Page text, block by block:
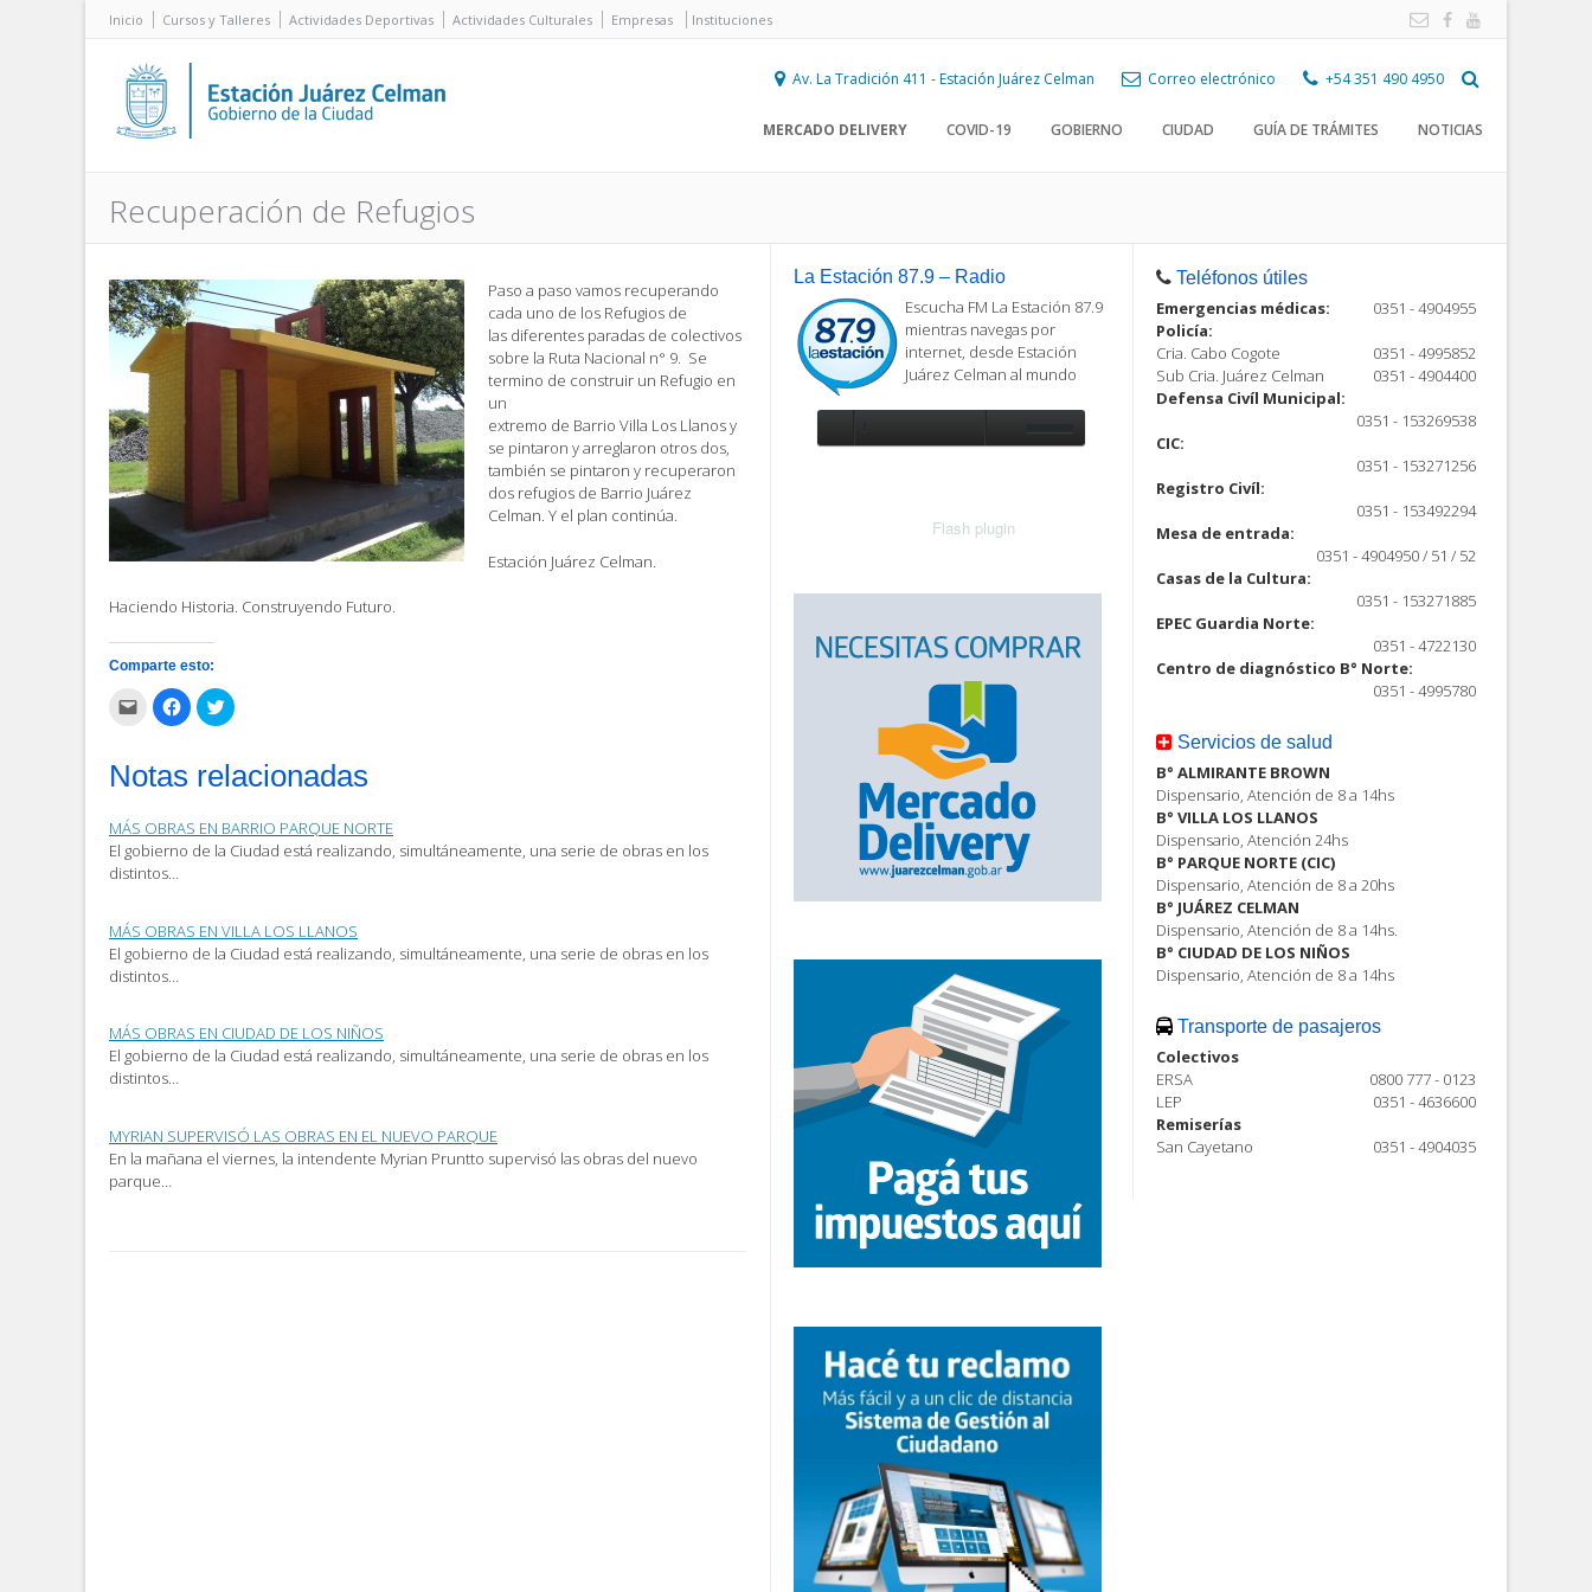
Inicio Cursos y Talleres Actividades Deportivas Actividades Culturales Empresas Instituciones
Av. La Tradición 411 - Estación Juárez Celman Correo electrónico +54 351 490 4950
MERCADO DELIVERY COVID-19 GOBIERNO CIUDAD GUÍA DE TRÁMITES NOTICIAS
Recuperación de Refugios
Paso a paso vamos recuperando
cada uno de los Refugios de
las diferentes paradas de colectivos
sobre la Ruta Nacional n° 9. Se
termino de construir un Refugio en
un
extremo de Barrio Villa Los Llanos y
se pintaron y arreglaron otros dos,
también se pintaron y recuperaron
dos refugios de Barrio Juárez
Celman. Y el plan continúa.
Estación Juárez Celman.
Haciendo Historia. Construyendo Futuro.
Comparte esto:
Haz
clic
para
correo
electrónico
amigo
(Se
abre
en
Haz
clic
para
Facebook
(Se
una
ventana
nueva)
Haz
clic
en
Twitter
(Se
una
ventana
nueva)
Notas relacionadas
MÁS OBRAS EN BARRIO PARQUE NORTE
El gobierno de la Ciudad está realizando, simultáneamente, una serie de obras en los
distintos…
MÁS OBRAS EN VILLA LOS LLANOS
El gobierno de la Ciudad está realizando, simultáneamente, una serie de obras en los
distintos…
MÁS OBRAS EN CIUDAD DE LOS NIÑOS
El gobierno de la Ciudad está realizando, simultáneamente, una serie de obras en los
distintos…
MYRIAN SUPERVISÓ LAS OBRAS EN EL NUEVO PARQUE
En la mañana el viernes, la intendente Myrian Pruntto supervisó las obras del nuevo
parque…
La Estación 87.9 – Radio
Escucha FM La Estación 87.9
mientras navegas por
internet, desde Estación
Juárez Celman al mundo
Flash plugin
Teléfonos útiles
Emergencias médicas:
0351 - 4904955
Policía:
Cria. Cabo Cogote
0351 - 4995852
Sub Cria. Juárez Celman
0351 - 4904400
Defensa Civíl Municipal:
0351 - 153269538
CIC:
0351 - 153271256
Registro Civíl:
0351 - 153492294
Mesa de entrada:
0351 - 4904950 / 51 / 52
Casas de la Cultura:
0351 - 153271885
EPEC Guardia Norte:
0351 - 4722130
Centro de diagnóstico B° Norte:
0351 - 4995780
Servicios de salud
B° ALMIRANTE BROWN
Dispensario, Atención de 8 a 14hs
B° VILLA LOS LLANOS
Dispensario, Atención 24hs
B° PARQUE NORTE (CIC)
Dispensario, Atención de 8 a 20hs
B° JUÁREZ CELMAN
Dispensario, Atención de 8 a 14hs.
B° CIUDAD DE LOS NIÑOS
Dispensario, Atención de 8 a 14hs
Transporte de pasajeros
Colectivos
ERSA
0800 777 - 0123
LEP
0351 - 4636600
Remiserías
San Cayetano
0351 - 4904035